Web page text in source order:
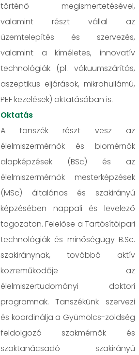
történő megismertetésével,
valamint részt vállal az
üzemtelepítés és szervezés,
valamint a kíméletes, innovatív
technológiák (pl. vákuumszárítás,
aszeptikus eljárások, mikrohullámú,
PEF kezelések) oktatásában is.
Oktatás
A tanszék részt vesz az
élelmiszermérnök és biomérnök
alapképzések (BSc) és az
élelmiszermérnök mesterképzések
(MSc) általános és szakirányú
képzésében nappali és levelező
tagozaton. Felelőse a Tartósítóipari
technológiák és minőségügy B.Sc.
szakiránynak, továbbá aktív
közreműködője az
élelmiszertudományi doktori
programnak. Tanszékünk szervezi
és koordinálja a Gyümölcs-zöldség
feldolgozó szakmérnök és
szaktanácsadó szakirányú